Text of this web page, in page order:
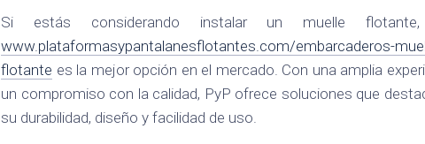
Si estás considerando instalar un muelle
www.plataformasypantalanesflotantes.com/embarcaderos-
flotante es la mejor opción en el mercado. Con una amplia
un compromiso con la calidad, PyP ofrece soluciones que
su durabilidad, diseño y facilidad de uso.